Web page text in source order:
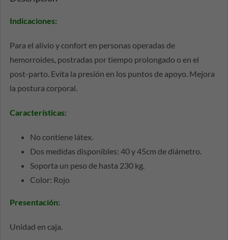
Indicaciones:
Para el alivio y confort en personas operadas de
hemorroides, postradas por tiempo prolongado o en el
post-parto. Evita la presión en los puntos de apoyo. Mejora
la postura corporal.
Características:
No contiene látex.
Dos medidas disponibles: 40 y 45cm de diámetro.
Soporta un peso de hasta 230 kg.
Color: Rojo
Presentación:
Unidad en caja.